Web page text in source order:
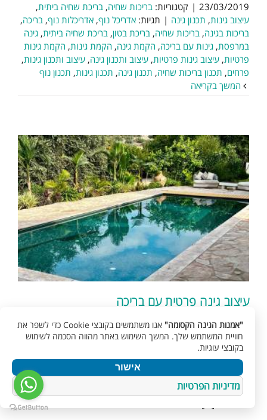
23/03/2019
| קטגוריות: בריכות שחיה, בריכת שחיה ביתית,
עיצוב גינות, תכנון גינה | תגיות: אדריכל נוף, אדריכלות נוף, בריכה,
בריכות בגינה, בריכות שחיה, בריכת בטון, בריכת שחיה ביתית, גינה
במרפסת, גינות עם בריכה, הקמת גינה, הקמת גינות, הקמת גינות
פרטיות, עיצוב גינות פרטיות, עיצוב ותכנון גינה, עיצוב ותכנון גינות,
פרחים, תכנון בריכות שחיה, תכנון גינה, תכנון גינות, תכנון נוף
המשך בקריאה
עיצוב גינה פרטית עם בריכה
אם חשבת לרכוש בית פרטי או בית צמוד קרקע, וודאי חלפה
בראשכם האפשרות של שילוב בריכה בגינה, הרי בריכה יכולה
לשדרג פלאים את חווית השהיה בגינה, ובכלל להוסיף רבות
לפאן העיצובי. אז אם גם אתם רוצים להתרענן בחודשי יולי
אוגוסט בבריכה, עליכם להזמין בתחילת הדרך אדריכל נוף עם
"אמנות הגינה הקסומה"
אנו משתמשים בקובצי Cookie כדי לשפר את
חוויית המשתמש שלך. המשך השימוש באתר מהווה הסכמה לשימוש
בקובצי עוגיות.
אישור
מדיניות הפרטיות